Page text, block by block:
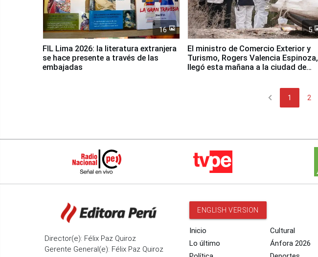
16
FIL Lima 2026: la literatura extranjera
se hace presente a través de las
embajadas
5
El ministro de Comercio Exterior y
Turismo, Rogers Valencia Espinoza,
llegó esta mañana a la ciudad de
chevron_left 1 2
Director(e): Félix Paz Quiroz
Gerente General(e): Félix Paz Quiroz
ENGLISH VERSION
Inicio
Lo último
Cultural
Ánfora 2026